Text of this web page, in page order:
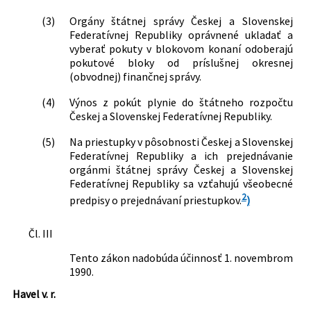
(3)
Orgány štátnej správy Českej a Slovenskej
Federatívnej Republiky oprávnené ukladať a
vyberať pokuty v blokovom konaní odoberajú
pokutové bloky od príslušnej okresnej
(obvodnej) finančnej správy.
(4)
Výnos z pokút plynie do štátneho rozpočtu
Českej a Slovenskej Federatívnej Republiky.
(5)
Na priestupky v pôsobnosti Českej a Slovenskej
Federatívnej Republiky a ich prejednávanie
orgánmi štátnej správy Českej a Slovenskej
Federatívnej Republiky sa vzťahujú všeobecné
predpisy o prejednávaní priestupkov.2)
Čl. III
Tento zákon nadobúda účinnosť 1. novembrom
1990.
Havel v. r.